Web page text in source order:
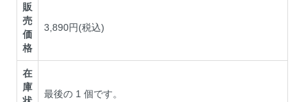
販
売
価
格
3,890円(税込)
在
庫
最後の 1 個です。